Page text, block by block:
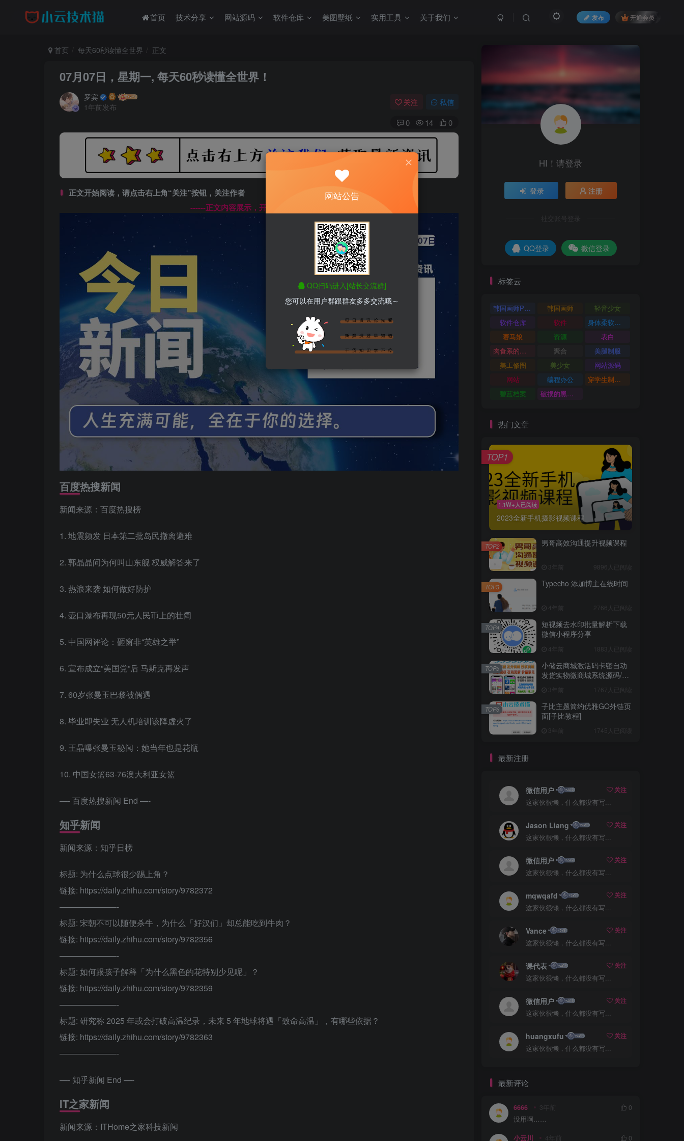
首页 技术分享 网站源码 软件仓库 美图壁纸 实用工具 关于我们 发布 开通会员
首页 每天60秒读懂全世界 正文
07月07日，星期一, 每天60秒读懂全世界！
罗宾
1年前发布
关注 私信
0 14 0
正文开始阅读，请点击右上角“关注”按钮，关注作者
------正文内容展示，开始汲取新知识------
百度热搜新闻
新闻来源：百度热搜榜
1. 地震频发 日本第二批岛民撤离避难
2. 郭晶晶问为何叫山东舰 权威解答来了
3. 热浪来袭 如何做好防护
4. 壶口瀑布再现50元人民币上的壮阔
5. 中国网评论：砸窗非“英雄之举”
6. 宣布成立”美国党”后 马斯克再发声
7. 60岁张曼玉巴黎被偶遇
8. 毕业即失业 无人机培训该降虚火了
9. 王晶曝张曼玉秘闻：她当年也是花瓶
10. 中国女篮63-76澳大利亚女篮
—- 百度热搜新闻 End —-
知乎新闻
新闻来源：知乎日榜
标题: 为什么点球很少踢上角？
链接: https://daily.zhihu.com/story/9782372
———————-
标题: 宋朝不可以随便杀牛，为什么「好汉们」却总能吃到牛肉？
链接: https://daily.zhihu.com/story/9782356
———————-
标题: 如何跟孩子解释「为什么黑色的花特别少见呢」？
链接: https://daily.zhihu.com/story/9782359
———————-
标题: 研究称 2025 年或会打破高温纪录，未来 5 年地球将遇「致命高温」，有哪些依据？
链接: https://daily.zhihu.com/story/9782363
———————-
—- 知乎新闻 End —-
IT之家新闻
新闻来源：ITHome之家科技新闻
HI！请登录
登录 注册
社交账号登录
QQ登录 微信登录
标签云
韩国画师POR 韩国画师
轻音少女
软件仓库
软件
身体柔软的运动少女
赛马娘
资源
表白
肉食系的金发少女
聚合
美腿制服
美工修图
美少女
网站源码
网站
编程办公
穿学生制服的女孩子
碧蓝档案
破损的黑丝袜
热门文章
1.1W+人已阅读
2023全新手机摄影视频课程
TOP1
男哥高效沟通提升视频课程
3年前 9896人已阅读
TOP2
Typecho 添加博主在线时间
4年前 2766人已阅读
TOP3
短视频去水印批量解析下载
微信小程序分享
4年前 1883人已阅读
TOP4
小储云商城激活码卡密自动
发货实物微商城系统源码/正
3年前 1767人已阅读
TOP5
子比主题简约优雅GO外链页
面[子比教程]
3年前 1745人已阅读
TOP6
最新注册
微信用户
关注
这家伙很懒，什么都没有写...
Jason Liang
关注
这家伙很懒，什么都没有写...
微信用户
关注
这家伙很懒，什么都没有写...
mqwqafd
关注
这家伙很懒，什么都没有写...
Vance
关注
这家伙很懒，什么都没有写...
课代表
关注
这家伙很懒，什么都没有写...
微信用户
关注
这家伙很懒，什么都没有写...
huangxufu
关注
这家伙很懒，什么都没有写...
最新评论
6666 3年前
0
没用啊……
小云川 4年前
0
网站公告
QQ扫码进入[站长交流群]
您可以在用户群跟群友多多交流哦～